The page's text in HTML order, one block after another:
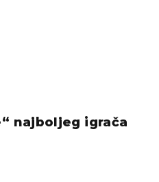
najboljeg igrača